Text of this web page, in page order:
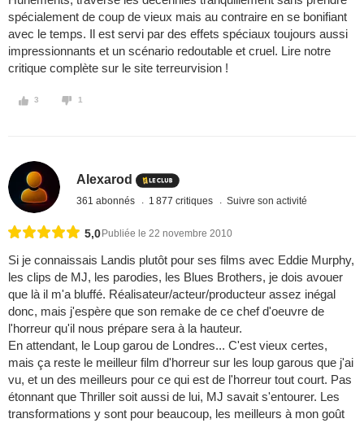
spécialement de coup de vieux mais au contraire en se bonifiant
avec le temps. Il est servi par des effets spéciaux toujours aussi
impressionnants et un scénario redoutable et cruel. Lire notre
critique complète sur le site terreurvision !
3 1
Alexarod
361 abonnés 1 877 critiques Suivre son activité
5,0 Publiée le 22 novembre 2010
Si je connaissais Landis plutôt pour ses films avec Eddie Murphy,
les clips de MJ, les parodies, les Blues Brothers, je dois avouer
que là il m'a bluffé. Réalisateur/acteur/producteur assez inégal
donc, mais j'espère que son remake de ce chef d'oeuvre de
l'horreur qu'il nous prépare sera à la hauteur.
En attendant, le Loup garou de Londres... C'est vieux certes,
mais ça reste le meilleur film d'horreur sur les loup garous que j'ai
vu, et un des meilleurs pour ce qui est de l'horreur tout court. Pas
étonnant que Thriller soit aussi de lui, MJ savait s'entourer. Les
transformations y sont pour beaucoup, les meilleurs à mon goût